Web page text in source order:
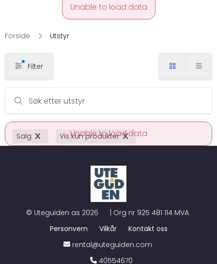
Unable to load data
Forside Utstyr
Filter
Søk etter utstyr
Salg Vis kun produkter
Unable to load data
© Uteguiden as 2026 | Org nr 925 481 114 MVA
Personvern
Vilkår
Kontakt oss
rental@uteguiden.com
40554670